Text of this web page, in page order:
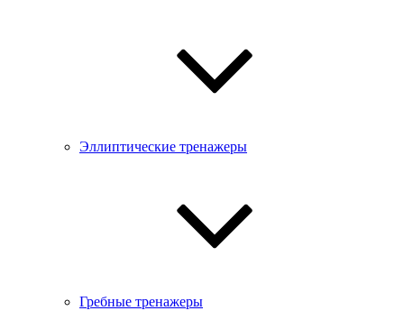
Эллиптические тренажеры
Гребные тренажеры